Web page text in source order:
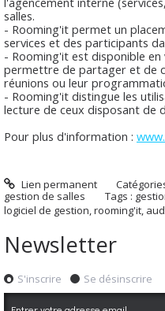
salles.
- Rooming'it permet un
services et des participants
- Rooming'it est disponible
permettre de partager et de
réunions ou leur
- Rooming'it distingue les
lecture de ceux disposant de
Pour plus d'information :
Lien permanent
gestion de salles
Tags :
logiciel de gestion rooming'it
Newsletter
S'inscrire Se désinscrire